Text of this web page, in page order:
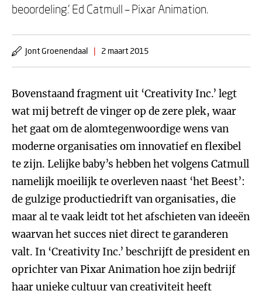
beoordeling.’ Ed Catmull – Pixar Animation.
Jont Groenendaal | 2 maart 2015
Bovenstaand fragment uit ‘Creativity Inc.’ legt
wat mij betreft de vinger op de zere plek, waar
het gaat om de alomtegenwoordige wens van
moderne organisaties om innovatief en flexibel
te zijn. Lelijke baby’s hebben het volgens Catmull
namelijk moeilijk te overleven naast ‘het Beest’:
de gulzige productiedrift van organisaties, die
maar al te vaak leidt tot het afschieten van ideeën
waarvan het succes niet direct te garanderen
valt. In ‘Creativity Inc.’ beschrijft de president en
oprichter van Pixar Animation hoe zijn bedrijf
haar unieke cultuur van creativiteit heeft